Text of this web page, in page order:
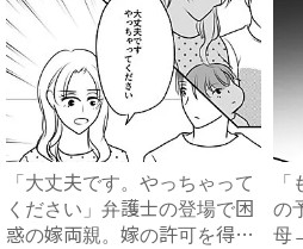
「大丈夫です。やっちゃって
ください」弁護士の登場で困
惑の嫁両親。嫁の許可を得た
の
母